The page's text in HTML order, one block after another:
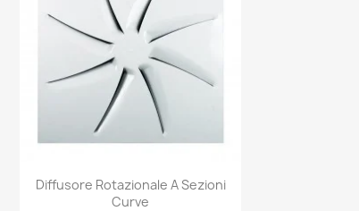
Anteprima
Diffusore Rotazionale A Sezioni
Curve